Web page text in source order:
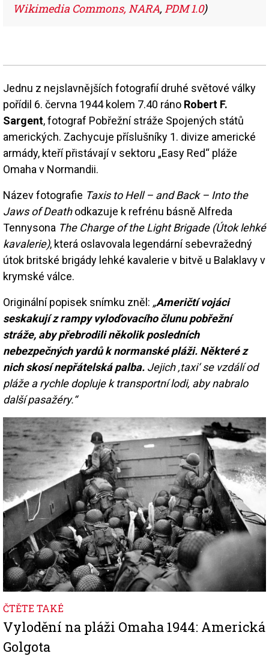
Wikimedia Commons, NARA, PDM 1.0)
Jednu z nejslavnějších fotografií druhé světové války
pořídil 6. června 1944 kolem 7.40 ráno Robert F.
Sargent, fotograf Pobřežní stráže Spojených států
amerických. Zachycuje příslušníky 1. divize americké
armády, kteří přistávají v sektoru „Easy Red“ pláže
Omaha v Normandii.
Název fotografie Taxis to Hell – and Back – Into the
Jaws of Deathodkazuje k refrénu básně Alfreda
Tennysona The Charge of the Light Brigade (Útok lehké
kavalerie), která oslavovala legendární sebevražedný
útok britské brigády lehké kavalerie v bitvě u Balaklavy v
krymské válce.
Originální popisek snímku zněl: „Američtí vojáci
seskakují z rampy vyloďovacího člunu pobřežní
stráže, aby přebrodili několik posledních
nebezpečných yardů k normanské pláži. Některé z
nich skosí nepřátelská palba. Jejich ‚taxi‘ se vzdálí od
pláže a rychle dopluje k transportní lodi, aby nabralo
další pasažéry.“
Image
ČTĚTE TAKÉ
Vylodění na pláži Omaha 1944: Americká
Golgota